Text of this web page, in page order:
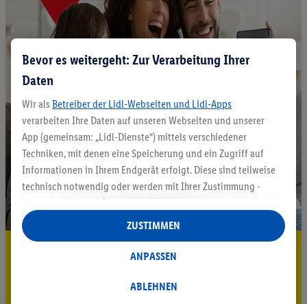
5.95 € Versand sparen³²ᵃ
Bevor es weitergeht: Zur Verarbeitung Ihrer
Daten
Wir als Betreiber der Lidl-Webseiten und Lidl-Apps
verarbeiten Ihre Daten auf unseren Webseiten und unserer
App (gemeinsam: „Lidl-Dienste“) mittels verschiedener
Techniken, mit denen eine Speicherung und ein Zugriff auf
Informationen in Ihrem Endgerät erfolgt. Diese sind teilweise
technisch notwendig oder werden mit Ihrer Zustimmung -
auch durch Partner (u.a.
Verantwortliche; im Zusammenhang mit dem IAB TCF
insgesamt
Statistik-Erstellung oder für personalisierte Werbung
Datenverarbeitungen für personalisierte Werbung werden
ABLEHNEN
ANPASSEN
ZUSTIMMEN